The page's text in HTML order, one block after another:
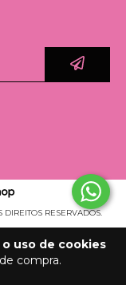
uso de cookies
compra.
RESERVADOS.